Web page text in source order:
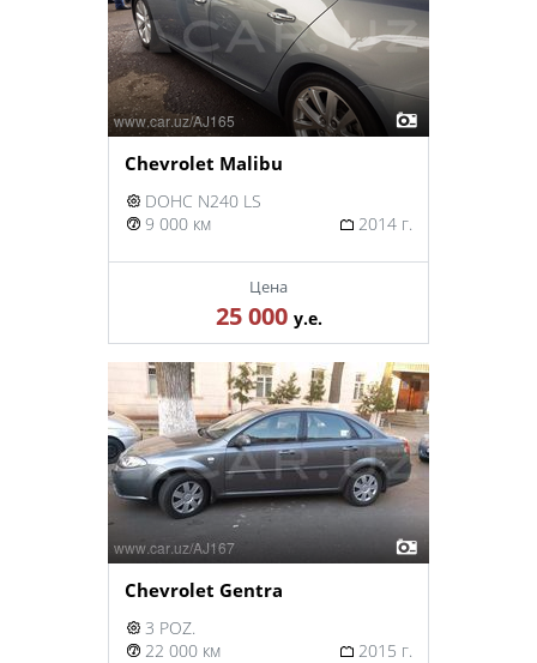
Chevrolet Malibu
DOHC N240 LS
9 000 км
2014 г.
Цена
25 000 у.е.
Chevrolet Gentra
3 POZ.
22 000 км
2015 г.